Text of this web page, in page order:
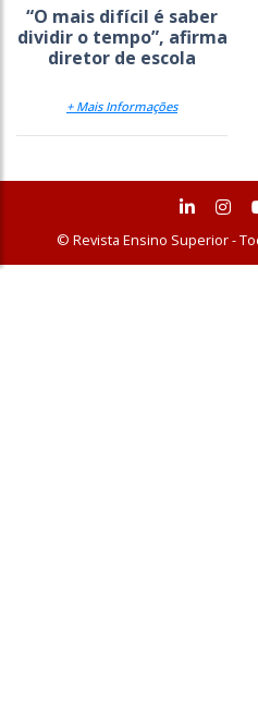
“O mais difícil é saber
dividir o tempo”, afirma
diretor de escola
+ Mais Informações
© Revista Ensino Superior -